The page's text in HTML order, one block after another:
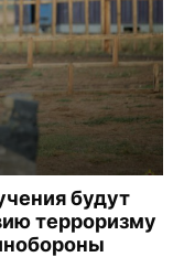
будут
терроризму